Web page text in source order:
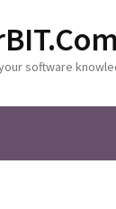
software